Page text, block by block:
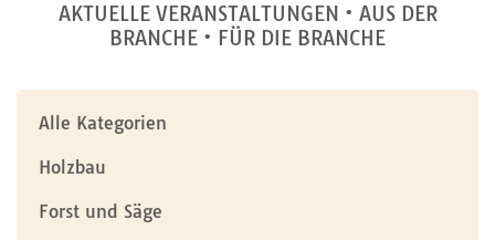
AKTUELLE VERANSTALTUNGEN • AUS DER
BRANCHE • FÜR DIE BRANCHE
Alle Kategorien
Holzbau
Forst und Säge